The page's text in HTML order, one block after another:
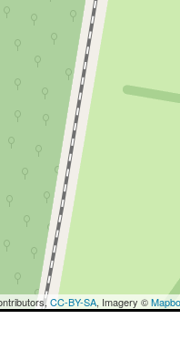
CC-BY-SA, Imagery ©